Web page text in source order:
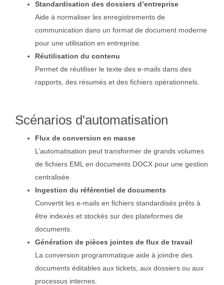
Standardisation des dossiers d’entreprise
Aide à normaliser les enregistrements de
communication dans un format de document moderne
pour une utilisation en entreprise.
Réutilisation du contenu
Permet de réutiliser le texte des e-mails dans des
rapports, des résumés et des fichiers opérationnels.
Scénarios d'automatisation
Flux de conversion en masse
L’automatisation peut transformer de grands volumes
de fichiers EML en documents DOCX pour une gestion
centralisée.
Ingestion du référentiel de documents
Convertit les e-mails en fichiers standardisés prêts à
être indexés et stockés sur des plateformes de
documents.
Génération de pièces jointes de flux de travail
La conversion programmatique aide à joindre des
documents éditables aux tickets, aux dossiers ou aux
processus internes.